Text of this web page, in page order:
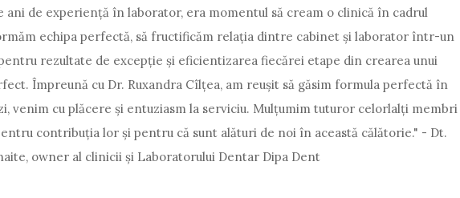
ani de experiență în laborator, era momentul să cream o clinică în cadrul
echipa perfectă, să fructificăm relația dintre cabinet și laborator într-un
rezultate de excepție și eficientizarea fiecărei etape din crearea unui
Împreună cu Dr. Ruxandra Cîlțea, am reușit să găsim formula perfectă în
venim cu plăcere și entuziasm la serviciu. Mulțumim tuturor celorlalți membri
contribuția lor și pentru că sunt alături de noi în această călătorie." - Dt.
owner al clinicii și Laboratorului Dentar Dipa Dent